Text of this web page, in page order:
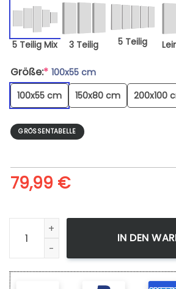
5 Teilig Mix 3 Teilig 5 Teilig
Größe:* 100x55 cm
100x55 cm
150x80 cm 200x100
GRÖSSENTABELLE
79,99 €
Dragon Ball Z Goku - Leinwandbild
IN DEN